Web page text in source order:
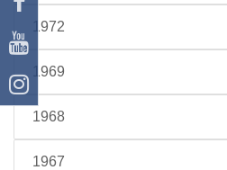
1972
1969
1968
1967